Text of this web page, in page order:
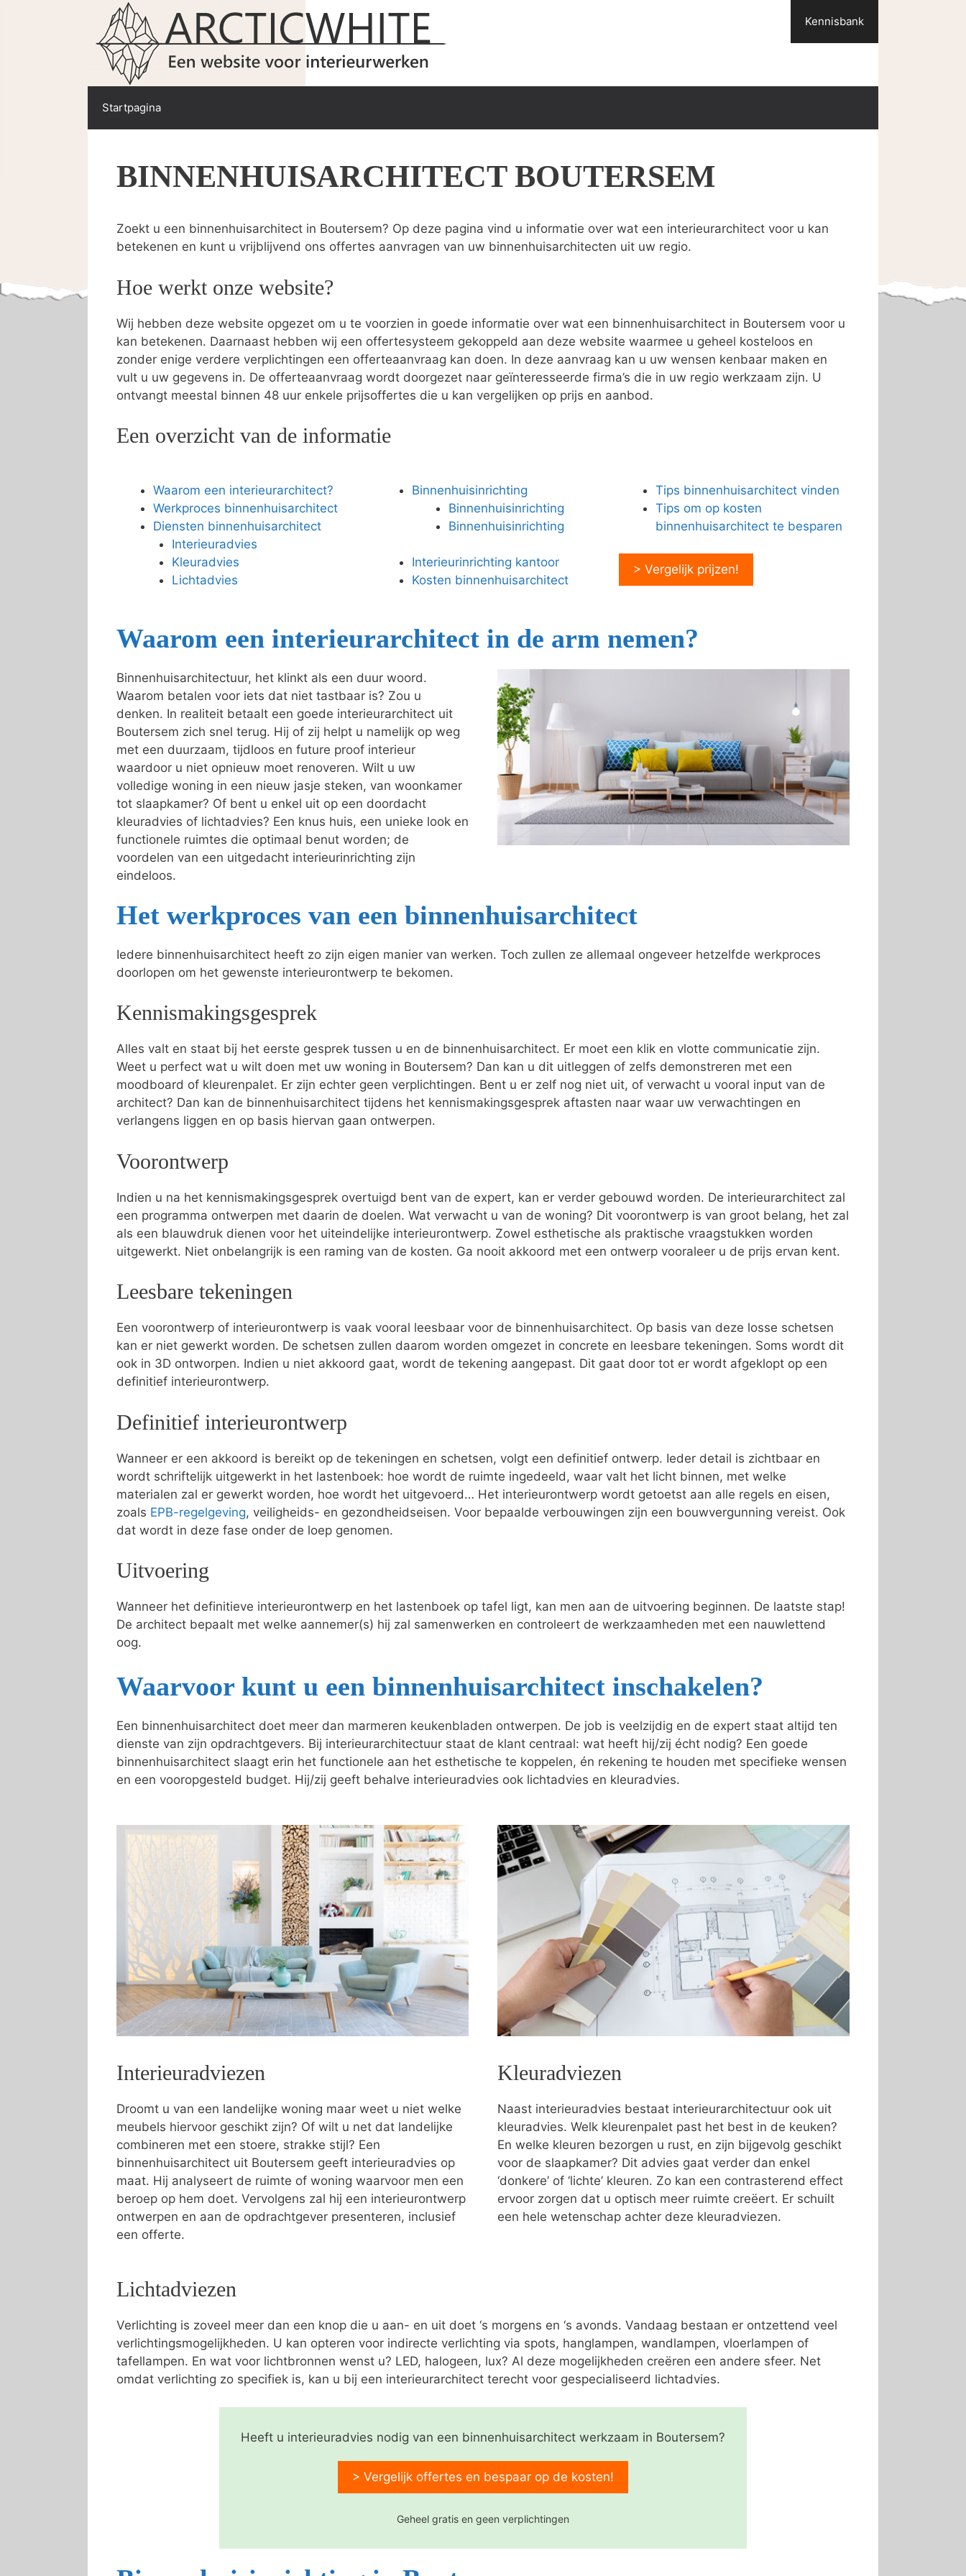
Kennisbank
Startpagina
BINNENHUISARCHITECT BOUTERSEM
Zoekt u een binnenhuisarchitect in Boutersem? Op deze pagina vind u informatie over wat een interieurarchitect voor u kan
betekenen en kunt u vrijblijvend ons offertes aanvragen van uw binnenhuisarchitecten uit uw regio.
Hoe werkt onze website?
Wij hebben deze website opgezet om u te voorzien in goede informatie over wat een binnenhuisarchitect in Boutersem voor u
kan betekenen. Daarnaast hebben wij een offertesysteem gekoppeld aan deze website waarmee u geheel kosteloos en
zonder enige verdere verplichtingen een offerteaanvraag kan doen. In deze aanvraag kan u uw wensen kenbaar maken en
vult u uw gegevens in. De offerteaanvraag wordt doorgezet naar geïnteresseerde firma’s die in uw regio werkzaam zijn. U
ontvangt meestal binnen 48 uur enkele prijsoffertes die u kan vergelijken op prijs en aanbod.
Een overzicht van de informatie
Waarom een interieurarchitect?
Werkproces binnenhuisarchitect
Diensten binnenhuisarchitect
Interieuradvies
Kleuradvies
Lichtadvies
Binnenhuisinrichting
Binnenhuisinrichting
Binnenhuisinrichting
Interieurinrichting kantoor
Kosten binnenhuisarchitect
Tips binnenhuisarchitect vinden
Tips om op kosten
binnenhuisarchitect te besparen
> Vergelijk prijzen!
Waarom een interieurarchitect in de arm nemen?
Binnenhuisarchitectuur, het klinkt als een duur woord.
Waarom betalen voor iets dat niet tastbaar is? Zou u
denken. In realiteit betaalt een goede interieurarchitect uit
Boutersem zich snel terug. Hij of zij helpt u namelijk op weg
met een duurzaam, tijdloos en future proof interieur
waardoor u niet opnieuw moet renoveren. Wilt u uw
volledige woning in een nieuw jasje steken, van woonkamer
tot slaapkamer? Of bent u enkel uit op een doordacht
kleuradvies of lichtadvies? Een knus huis, een unieke look en
functionele ruimtes die optimaal benut worden; de
voordelen van een uitgedacht interieurinrichting zijn
eindeloos.
Het werkproces van een binnenhuisarchitect
Iedere binnenhuisarchitect heeft zo zijn eigen manier van werken. Toch zullen ze allemaal ongeveer hetzelfde werkproces
doorlopen om het gewenste interieurontwerp te bekomen.
Kennismakingsgesprek
Alles valt en staat bij het eerste gesprek tussen u en de binnenhuisarchitect. Er moet een klik en vlotte communicatie zijn.
Weet u perfect wat u wilt doen met uw woning in Boutersem? Dan kan u dit uitleggen of zelfs demonstreren met een
moodboard of kleurenpalet. Er zijn echter geen verplichtingen. Bent u er zelf nog niet uit, of verwacht u vooral input van de
architect? Dan kan de binnenhuisarchitect tijdens het kennismakingsgesprek aftasten naar waar uw verwachtingen en
verlangens liggen en op basis hiervan gaan ontwerpen.
Voorontwerp
Indien u na het kennismakingsgesprek overtuigd bent van de expert, kan er verder gebouwd worden. De interieurarchitect zal
een programma ontwerpen met daarin de doelen. Wat verwacht u van de woning? Dit voorontwerp is van groot belang, het zal
als een blauwdruk dienen voor het uiteindelijke interieurontwerp. Zowel esthetische als praktische vraagstukken worden
uitgewerkt. Niet onbelangrijk is een raming van de kosten. Ga nooit akkoord met een ontwerp vooraleer u de prijs ervan kent.
Leesbare tekeningen
Een voorontwerp of interieurontwerp is vaak vooral leesbaar voor de binnenhuisarchitect. Op basis van deze losse schetsen
kan er niet gewerkt worden. De schetsen zullen daarom worden omgezet in concrete en leesbare tekeningen. Soms wordt dit
ook in 3D ontworpen. Indien u niet akkoord gaat, wordt de tekening aangepast. Dit gaat door tot er wordt afgeklopt op een
definitief interieurontwerp.
Definitief interieurontwerp
Wanneer er een akkoord is bereikt op de tekeningen en schetsen, volgt een definitief ontwerp. Ieder detail is zichtbaar en
wordt schriftelijk uitgewerkt in het lastenboek: hoe wordt de ruimte ingedeeld, waar valt het licht binnen, met welke
materialen zal er gewerkt worden, hoe wordt het uitgevoerd… Het interieurontwerp wordt getoetst aan alle regels en eisen,
zoals EPB-regelgeving, veiligheids- en gezondheidseisen. Voor bepaalde verbouwingen zijn een bouwvergunning vereist. Ook
dat wordt in deze fase onder de loep genomen.
Uitvoering
Wanneer het definitieve interieurontwerp en het lastenboek op tafel ligt, kan men aan de uitvoering beginnen. De laatste stap!
De architect bepaalt met welke aannemer(s) hij zal samenwerken en controleert de werkzaamheden met een nauwlettend
oog.
Waarvoor kunt u een binnenhuisarchitect inschakelen?
Een binnenhuisarchitect doet meer dan marmeren keukenbladen ontwerpen. De job is veelzijdig en de expert staat altijd ten
dienste van zijn opdrachtgevers. Bij interieurarchitectuur staat de klant centraal: wat heeft hij/zij écht nodig? Een goede
binnenhuisarchitect slaagt erin het functionele aan het esthetische te koppelen, én rekening te houden met specifieke wensen
en een vooropgesteld budget. Hij/zij geeft behalve interieuradvies ook lichtadvies en kleuradvies.
Interieuradviezen
Droomt u van een landelijke woning maar weet u niet welke
meubels hiervoor geschikt zijn? Of wilt u net dat landelijke
combineren met een stoere, strakke stijl? Een
binnenhuisarchitect uit Boutersem geeft interieuradvies op
maat. Hij analyseert de ruimte of woning waarvoor men een
beroep op hem doet. Vervolgens zal hij een interieurontwerp
ontwerpen en aan de opdrachtgever presenteren, inclusief
een offerte.
Kleuradviezen
Naast interieuradvies bestaat interieurarchitectuur ook uit
kleuradvies. Welk kleurenpalet past het best in de keuken?
En welke kleuren bezorgen u rust, en zijn bijgevolg geschikt
voor de slaapkamer? Dit advies gaat verder dan enkel
‘donkere’ of ‘lichte’ kleuren. Zo kan een contrasterend effect
ervoor zorgen dat u optisch meer ruimte creëert. Er schuilt
een hele wetenschap achter deze kleuradviezen.
Lichtadviezen
Verlichting is zoveel meer dan een knop die u aan- en uit doet ‘s morgens en ‘s avonds. Vandaag bestaan er ontzettend veel
verlichtingsmogelijkheden. U kan opteren voor indirecte verlichting via spots, hanglampen, wandlampen, vloerlampen of
tafellampen. En wat voor lichtbronnen wenst u? LED, halogeen, lux? Al deze mogelijkheden creëren een andere sfeer. Net
omdat verlichting zo specifiek is, kan u bij een interieurarchitect terecht voor gespecialiseerd lichtadvies.
Heeft u interieuradvies nodig van een binnenhuisarchitect werkzaam in Boutersem?
> Vergelijk offertes en bespaar op de kosten!
Geheel gratis en geen verplichtingen